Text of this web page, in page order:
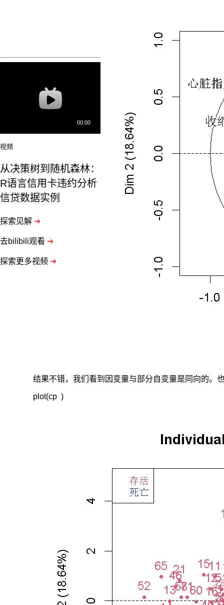
视频
从决策树到随机森林：
R语言信用卡违约分析
信贷数据实例
探索见解 ➜
去bilibili观看 ➜
探索更多视频 ➜
结果不错，我们看到因变量与部分自变量是同向的。
plot(cp  )